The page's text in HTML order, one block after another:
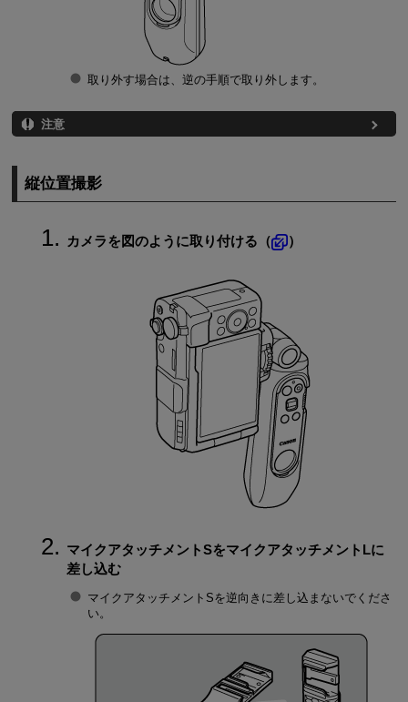
取り外す場合は、逆の手順で取り外します。
注意
縦位置撮影
カメラを図のように取り付ける（ ）
マイクアタッチメントSをマイクアタッチメントLに
差し込む
マイクアタッチメントSを逆向きに差し込まないでくださ
い。